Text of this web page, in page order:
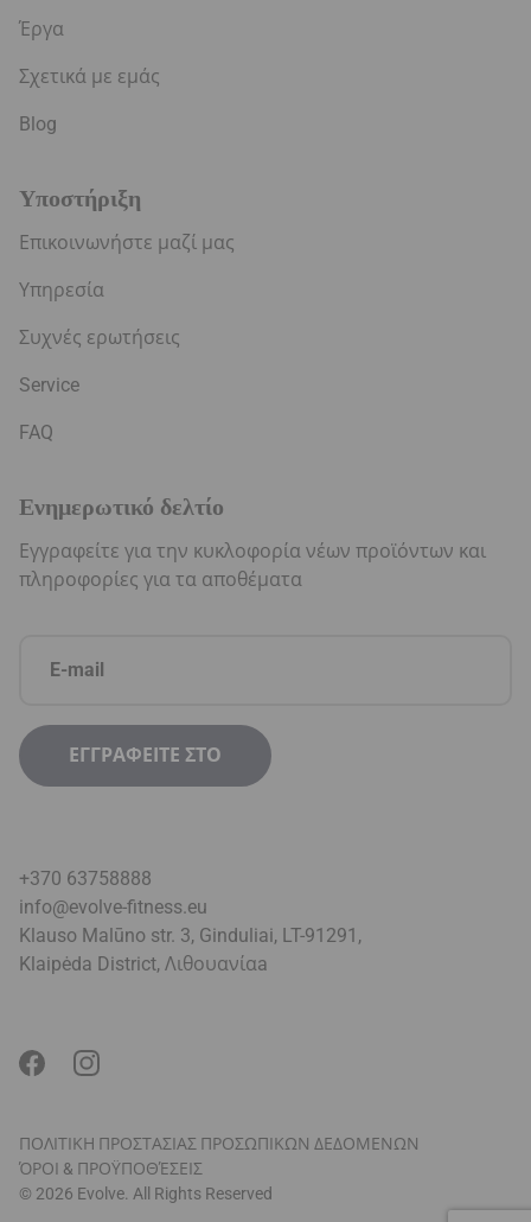
Έργα
Σχετικά με εμάς
Blog
Υποστήριξη
Επικοινωνήστε μαζί μας
Υπηρεσία
Συχνές ερωτήσεις
Service
FAQ
Ενημερωτικό δελτίο
Εγγραφείτε για την κυκλοφορία νέων προϊόντων και
πληροφορίες για τα αποθέματα
+370 63758888
info@evolve-fitness.eu
Klauso Malūno str. 3, Ginduliai, LT-91291,
Klaipėda District, Λιθουανίαa
© 2026 Evolve. All Rights Reserved
ΠΟΛΙΤΙΚΗ ΠΡΟΣΤΑΣΙΑΣ ΠΡΟΣΩΠΙΚΩΝ ΔΕΔΟΜΕΝΩΝ
ΌΡΟΙ & ΠΡΟΫΠΟΘΈΣΕΙΣ